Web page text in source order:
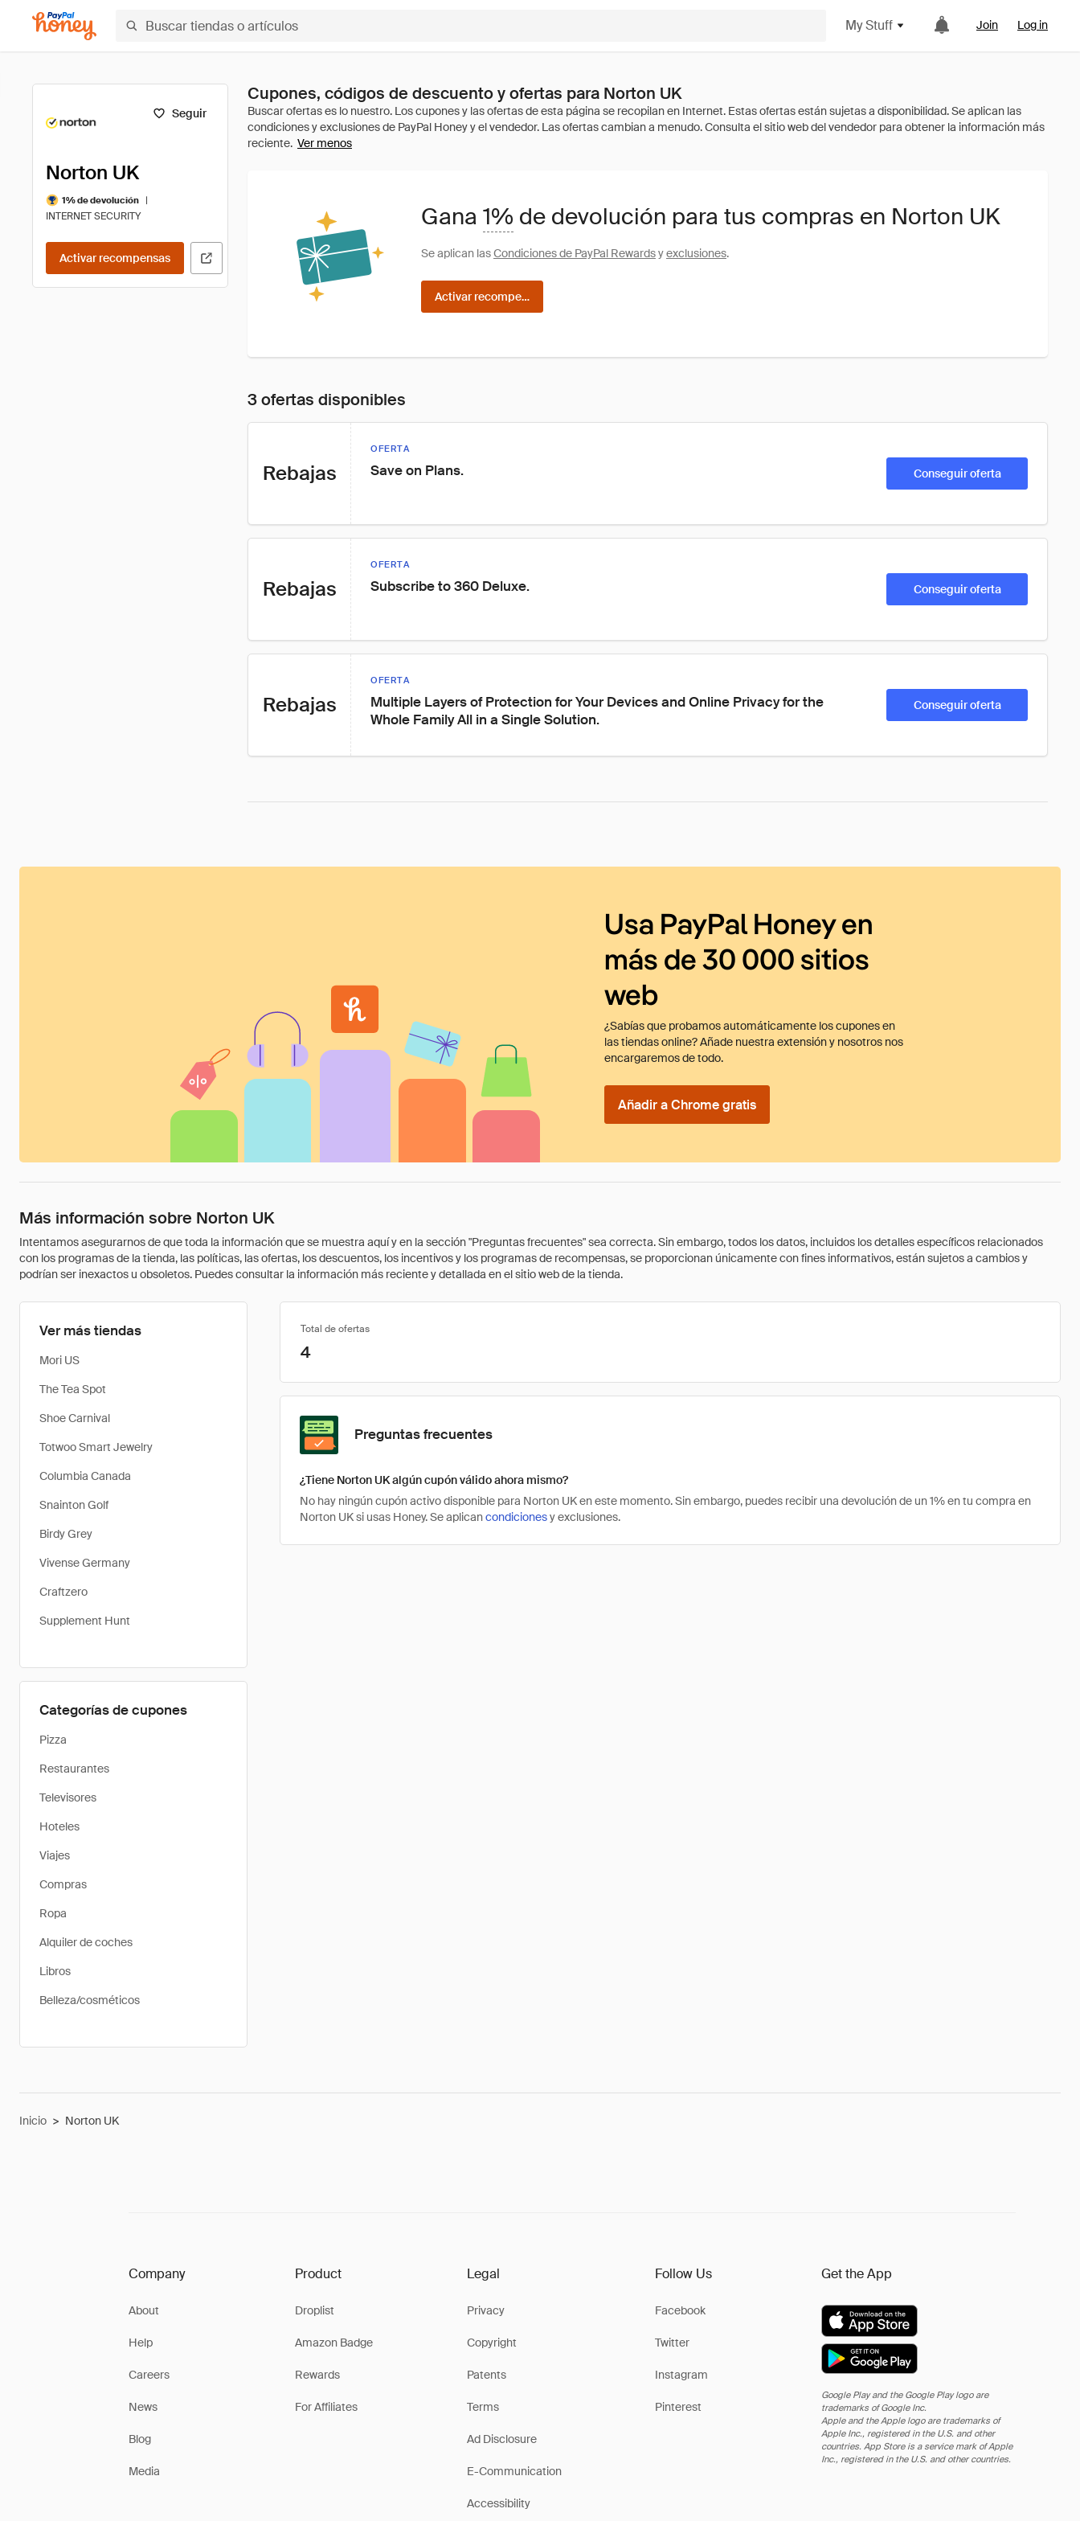
My Stuff Join Log in
Seguir
Norton UK
1% de devolución
|
INTERNET SECURITY
Activar recompensas
Cupones, códigos de descuento y ofertas para Norton UK
Ver menos
Gana 1% de devolución para tus compras en Norton UK
Se aplican lasCondiciones de PayPal Rewardsyexclusiones.
Activar recompensas
3 ofertas disponibles
Rebajas
OFERTA
Save on Plans. Conseguir oferta
Rebajas
OFERTA
Subscribe to 360 Deluxe. Conseguir oferta
Rebajas
OFERTA
Multiple Layers of Protection for Your Devices and Online Privacy for the
Whole Family All in a Single Solution.
Conseguir oferta
Usa PayPal Honey en
más de 30 000 sitios
web
¿Sabías que probamos automáticamente los cupones en
las tiendas online? Añade nuestra extensión y nosotros nos
encargaremos de todo.
Añadir a Chrome gratis
Más información sobre Norton UK
Intentamos asegurarnos de que toda la información que se muestra aquí y en la sección "Preguntas frecuentes" sea correcta. Sin embargo, todos los datos, incluidos los detalles específicos relacionados
con los programas de la tienda, las políticas, las ofertas, los descuentos, los incentivos y los programas de recompensas, se proporcionan únicamente con fines informativos, están sujetos a cambios y
podrían ser inexactos u obsoletos. Puedes consultar la información más reciente y detallada en el sitio web de la tienda.
Ver más tiendas
Mori US
The Tea Spot
Shoe Carnival
Totwoo Smart Jewelry
Columbia Canada
Snainton Golf
Birdy Grey
Vivense Germany
Craftzero
Supplement Hunt
Categorías de cupones
Pizza
Restaurantes
Televisores
Hoteles
Viajes
Compras
Ropa
Alquiler de coches
Libros
Belleza/cosméticos
Total de ofertas
4
Preguntas frecuentes
¿Tiene Norton UK algún cupón válido ahora mismo?
No hay ningún cupón activo disponible para Norton UK en este momento. Sin embargo, puedes recibir una devolución de un 1% en tu compra en
Norton UK si usas Honey. Se aplicancondicionesy exclusiones.
Inicio > Norton UK
Company
About
Help
Careers
News
Blog
Media
Product
Droplist
Amazon Badge
Rewards
For Affiliates
Legal
Privacy
Copyright
Patents
Terms
Ad Disclosure
E-Communication
Accessibility
Follow Us
Facebook
Twitter
Instagram
Pinterest
Get the App
Google Play and the Google Play logo are
trademarks of Google Inc.
Apple and the Apple logo are trademarks of
Apple Inc., registered in the U.S. and other
countries. App Store is a service mark of Apple
Inc., registered in the U.S. and other countries.